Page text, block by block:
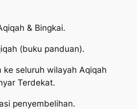
& Bingkai.
(buku panduan).
ke seluruh wilayah Aqiqah
Terdekat.
penyembelihan.